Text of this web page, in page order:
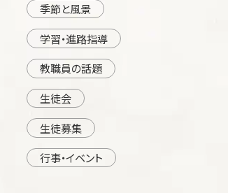
季節と風景
学習・進路指導
教職員の話題
生徒会
生徒募集
行事・イベント